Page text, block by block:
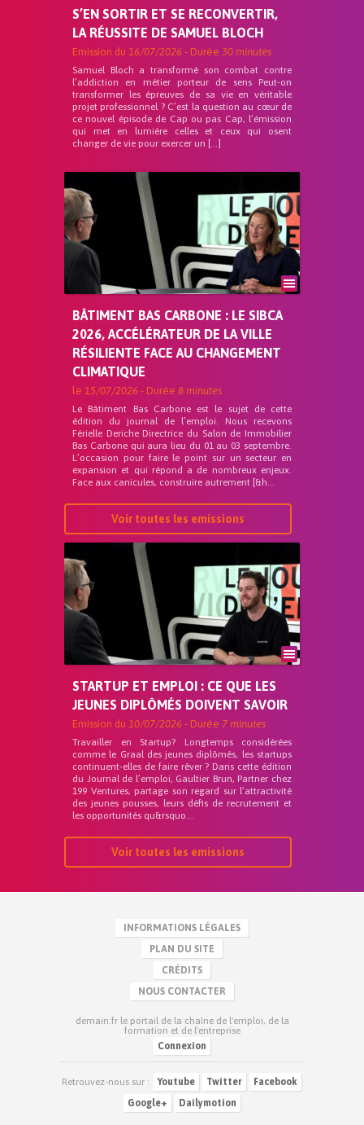
S’EN SORTIR ET SE RECONVERTIR,
LA RÉUSSITE DE SAMUEL BLOCH
Emission du 16/07/2026 - Durée 30 minutes
Samuel Bloch a transformé son combat contre
l’addiction en métier porteur de sens Peut-on
transformer les épreuves de sa vie en véritable
projet professionnel ? C’est la question au cœur de
ce nouvel épisode de Cap ou pas Cap, l’émission
qui met en lumière celles et ceux qui osent
changer de vie pour exercer un […]
BÂTIMENT BAS CARBONE : LE SIBCA
2026, ACCÉLÉRATEUR DE LA VILLE
RÉSILIENTE FACE AU CHANGEMENT
CLIMATIQUE
le 15/07/2026 - Durée 8 minutes
Le Bâtiment Bas Carbone est le sujet de cette
édition du journal de l’emploi. Nous recevons
Férielle Deriche Directrice du Salon de Immobilier
Bas Carbone qui aura lieu du 01 au 03 septembre.
L’occasion pour faire le point sur un secteur en
expansion et qui répond a de nombreux enjeux.
Face aux canicules, construire autrement [&h...
Voir toutes les emissions
STARTUP ET EMPLOI : CE QUE LES
JEUNES DIPLÔMÉS DOIVENT SAVOIR
Emission du 10/07/2026 - Durée 7 minutes
Travailler en Startup? Longtemps considérées
comme le Graal des jeunes diplômés, les startups
continuent-elles de faire rêver ? Dans cette édition
du Journal de l’emploi, Gaultier Brun, Partner chez
199 Ventures, partage son regard sur l’attractivité
des jeunes pousses, leurs défis de recrutement et
les opportunités qu&rsquo...
Voir toutes les emissions
INFORMATIONS LÉGALES
PLAN DU SITE
CRÉDITS
NOUS CONTACTER
demain.fr le portail de la chaîne de l'emploi, de la
formation et de l'entreprise
Connexion
Retrouvez-nous sur : Youtube Twitter
Facebook
Google+
Dailymotion